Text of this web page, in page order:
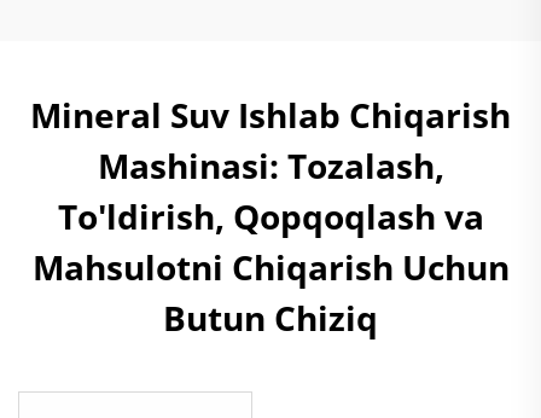
Mineral Suv Ishlab Chiqarish
Mashinasi: Tozalash,
To'ldirish, Qopqoqlash va
Mahsulotni Chiqarish Uchun
Butun Chiziq